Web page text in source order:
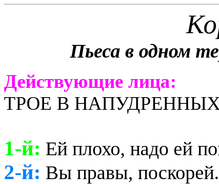
Пьеса в одном
Действующие лица:
ТРОЕ В
1-й: Ей плохо, надо ей
2-й: Вы правы, поскорей.